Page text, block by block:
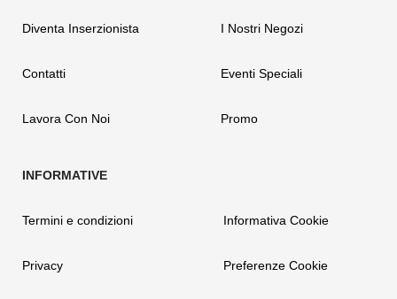
Diventa Inserzionista
Contatti
Lavora Con Noi
I Nostri Negozi
Eventi Speciali
Promo
Termini e condizioni
Privacy
Informativa Cookie
Preferenze Cookie